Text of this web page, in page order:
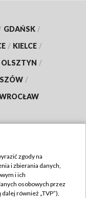
GDAŃSK /
/ KIELCE /
OLSZTYN /
/
zgody na
i zbierania danych,
i ich
osobowych przez
również „TVP”),